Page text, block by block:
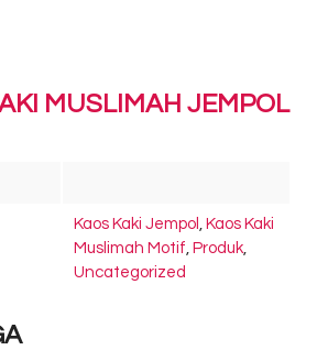
MUSLIMAH JEMPOL
Kaos Kaki Jempol , Kaos Kaki
Muslimah Motif, Produk,
Uncategorized